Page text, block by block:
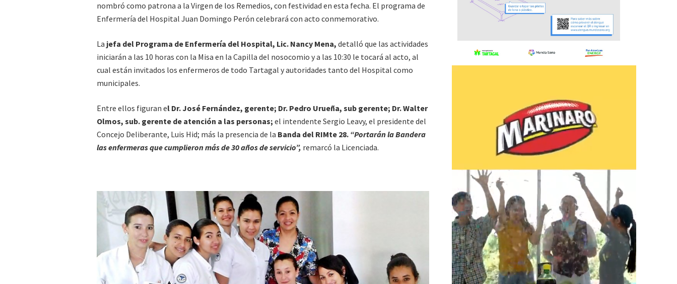
nombró como patrona a la Virgen de los Remedios, con festividad en esta fecha. El programa de
Enfermería del Hospital Juan Domingo Perón celebrará con acto conmemorativo.
La jefa del Programa de Enfermería del Hospital, Lic. Nancy Mena, detalló que las actividades
iniciarán a las 10 horas con la Misa en la Capilla del nosocomio y a las 10:30 le tocará al acto, al
cual están invitados los enfermeros de todo Tartagal y autoridades tanto del Hospital como
municipales.
Entre ellos figuran el Dr. José Fernández, gerente; Dr. Pedro Urueña, sub gerente; Dr. Walter
Olmos, sub. gerente de atención a las personas; el intendente Sergio Leavy, el presidente del
Concejo Deliberante, Luis Hid; más la presencia de la Banda del RIMte 28. “Portarán la Bandera
las enfermeras que cumplieron más de 30 años de servicio”, remarcó la Licenciada.